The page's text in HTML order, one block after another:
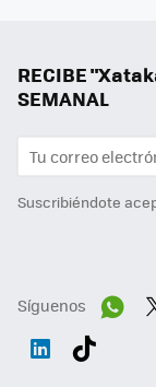
RECIBE
SEMANAL
Suscribiéndote
Síguenos